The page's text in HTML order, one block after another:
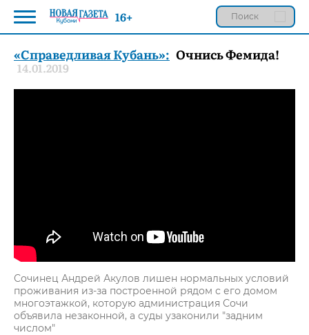
«Справедливая Кубань»: Очнись Фемида!
14.01.2019
Сочинец Андрей Акулов лишен нормальных условий
проживания из-за построенной рядом с его домом
многоэтажкой, которую администрация Сочи
объявила незаконной, а суды узаконили "задним
числом"
16+